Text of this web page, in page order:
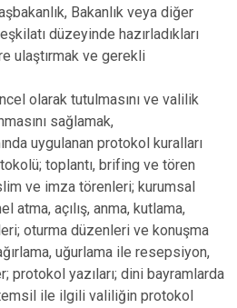
Bakanlık veya diğer
düzeyinde hazırladıkları
ulaştırmak ve gerekli
olarak tutulmasını ve valilik
sağlamak,
uygulanan protokol kuralları
toplantı, brifing ve tören
ve imza törenleri; kurumsal
atma, açılış, anma, kutlama,
oturma düzenleri ve konuşma
uğurlama ile resepsiyon,
protokol yazıları; dini bayramlarda
ile ilgili valiliğin protokol